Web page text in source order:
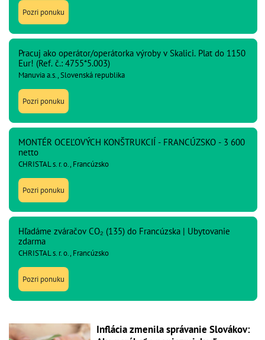
Pozri ponuku
Pracuj ako operátor/operátorka výroby v Skalici. Plat do 1150
Eur! (Ref. č.: 4755*5.003)
Manuvia a.s., Slovenská republika
Pozri ponuku
MONTÉR OCEĽOVÝCH KONŠTRUKCIÍ - FRANCÚZSKO - 3 600
netto
CHRISTAL s. r. o., Francúzsko
Pozri ponuku
Hľadáme zváračov CO₂ (135) do Francúzska | Ubytovanie
zdarma
CHRISTAL s. r. o., Francúzsko
Pozri ponuku
Inflácia zmenila správanie Slovákov: